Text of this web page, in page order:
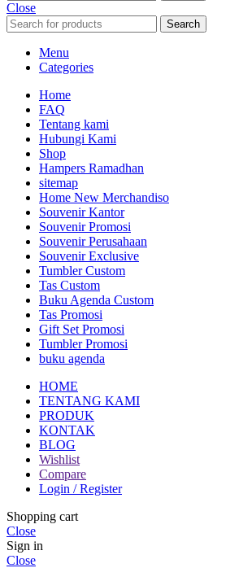
Close
Search
Menu
Categories
Home
FAQ
Tentang kami
Hubungi Kami
Shop
Hampers Ramadhan
sitemap
Home New Merchandiso
Souvenir Kantor
Souvenir Promosi
Souvenir Perusahaan
Souvenir Exclusive
Tumbler Custom
Tas Custom
Buku Agenda Custom
Tas Promosi
Gift Set Promosi
Tumbler Promosi
buku agenda
HOME
TENTANG KAMI
PRODUK
KONTAK
BLOG
Wishlist
Compare
Login / Register
Shopping cart
Close
Sign in
Close